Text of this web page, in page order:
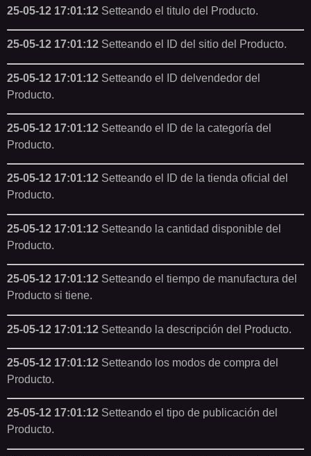
25-05-12 17:01:12 Setteando el titulo del Producto.
25-05-12 17:01:12 Setteando el ID del sitio del Producto.
25-05-12 17:01:12 Setteando el ID delvendedor del
Producto.
25-05-12 17:01:12 Setteando el ID de la categoría del
Producto.
25-05-12 17:01:12 Setteando el ID de la tienda oficial del
Producto.
25-05-12 17:01:12 Setteando la cantidad disponible del
Producto.
25-05-12 17:01:12 Setteando el tiempo de manufactura del
Producto si tiene.
25-05-12 17:01:12 Setteando la descripción del Producto.
25-05-12 17:01:12 Setteando los modos de compra del
Producto.
25-05-12 17:01:12 Setteando el tipo de publicación del
Producto.